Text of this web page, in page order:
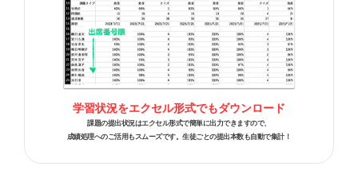
学習状況をエクセル形式でもダウンロード
課題の提出状況はエクセル形式で簡単に出力できますので、
成績処理へのご活用もスムーズです。生徒ごとの提出本数も自動で集計！